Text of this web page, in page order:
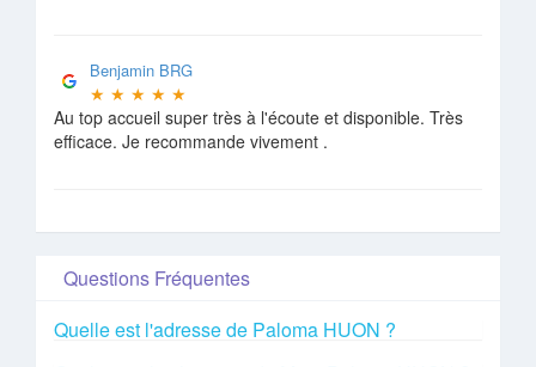
Benjamin BRG
★ ★ ★ ★ ★
Au top accueil super très à l'écoute et disponible. Très
efficace. Je recommande vivement .
Questions Fréquentes
Quelle est l'adresse de Paloma HUON ?